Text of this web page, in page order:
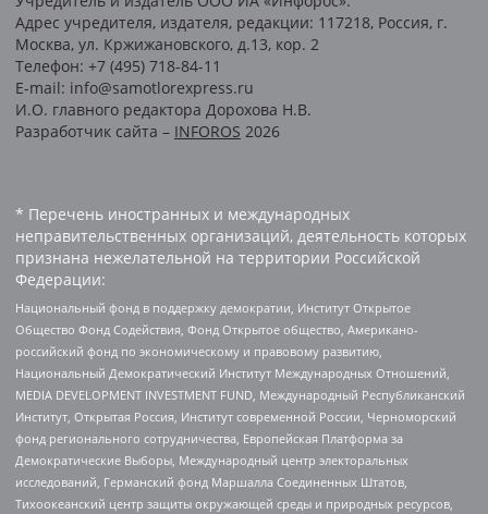
Адрес учредителя, издателя, редакции: 117218, Россия, г.
Москва, ул. Кржижановского, д.13, кор. 2
Телефон: +7 (495) 718-84-11
E-mail: info@samotlorexpress.ru
И.О. главного редактора Дорохова Н.В.
Разработчик сайта – INFOROS 2026
* Перечень иностранных и международных
неправительственных организаций, деятельность которых
признана нежелательной на территории Российской
Федерации:
Национальный фонд в поддержку демократии, Институт Открытое
Общество Фонд Содействия, Фонд Открытое общество, Американо-
российский фонд по экономическому и правовому развитию,
Национальный Демократический Институт Международных Отношений,
MEDIA DEVELOPMENT INVESTMENT FUND, Международный Республиканский
Институт, Открытая Россия, Институт современной России, Черноморский
фонд регионального сотрудничества, Европейская Платформа за
Демократические Выборы, Международный центр электоральных
исследований, Германский фонд Маршалла Соединенных Штатов,
Тихоокеанский центр защиты окружающей среды и природных ресурсов,